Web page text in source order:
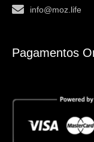
info@moz.life
Pagamentos